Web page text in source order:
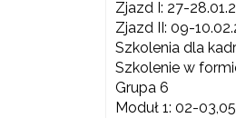
Zjazd I: 27-
Zjazd II: 09-
Szkolenia dla
Szkolenie w
Grupa 6
Moduł 1: 02-